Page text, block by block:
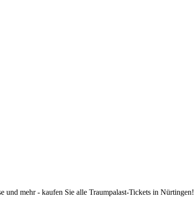
und mehr - kaufen Sie alle Traumpalast-Tickets in Nürtingen!